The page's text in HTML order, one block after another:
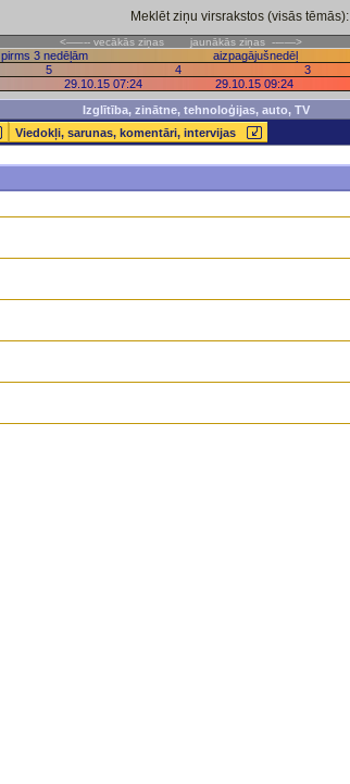
Meklēt ziņu virsrakstos (visās tēmās):
<—–-- vecākās ziņas jaunākās ziņas --–—>
pirms 3 nedēļām aizpagājušnedēļ
5 4 3
29.10.15 07:24 29.10.15 09:24
Izglītība, zinātne, tehnoloģijas, auto, TV
Viedokļi, sarunas, komentāri, intervijas